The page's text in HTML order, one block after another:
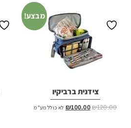
מבצע!
צידנית ברביקיו
₪120.00
המחיר ₪100.00 המחיר
לא כולל מע"מ